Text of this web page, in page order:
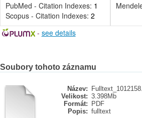
PubMed - Citation Indexes: 1
Scopus - Citation Indexes: 2
- see details
Soubory tohoto záznamu
Název:
Velikost: 3.398Mb
Formát:
PDF
Popis: fulltext